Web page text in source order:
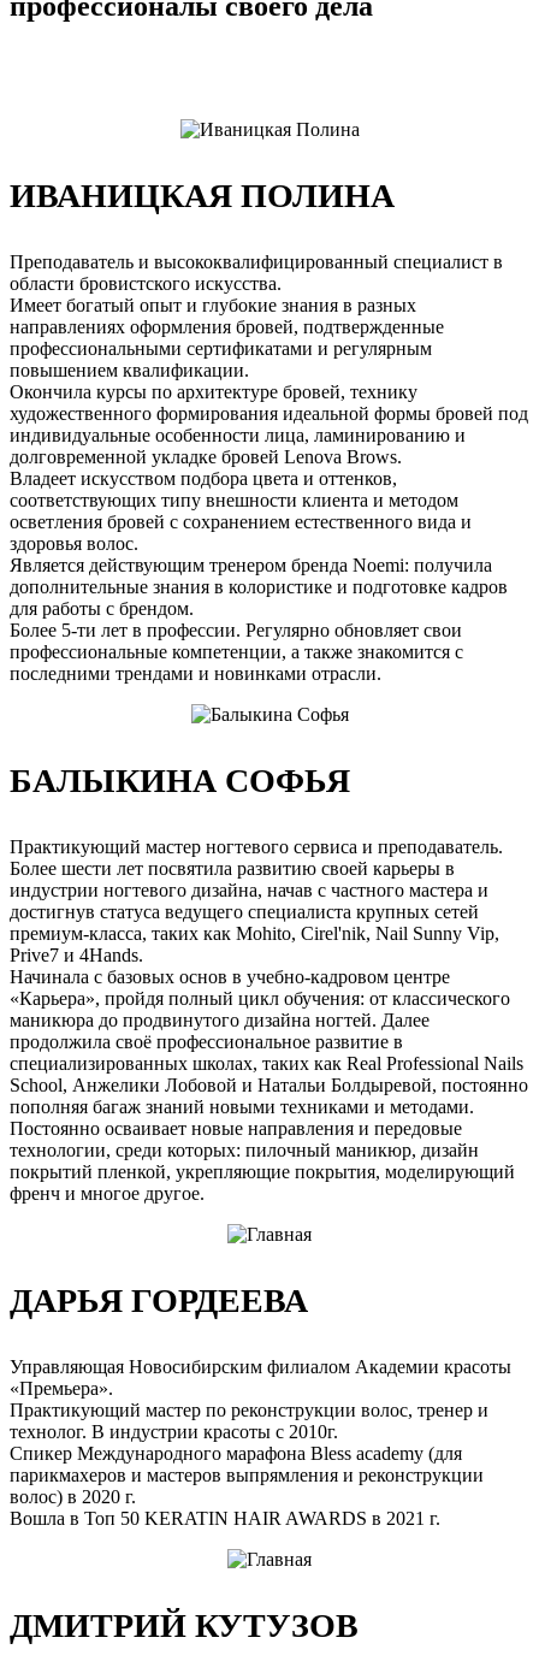
ИВАНИЦКАЯ ПОЛИНА
Преподаватель и высококвалифицированный специалист в
области бровистского искусства.
Имеет богатый опыт и глубокие знания в разных
направлениях оформления бровей, подтвержденные
профессиональными сертификатами и регулярным
повышением квалификации.
Окончила курсы по архитектуре бровей, технику
художественного формирования идеальной формы бровей под
индивидуальные особенности лица, ламинированию и
долговременной укладке бровей Lenova Brows.
Владеет искусством подбора цвета и оттенков,
соответствующих типу внешности клиента и методом
осветления бровей с сохранением естественного вида и
здоровья волос.
Является действующим тренером бренда Noemi: получила
дополнительные знания в колористике и подготовке кадров
для работы с брендом.
Более 5-ти лет в профессии. Регулярно обновляет свои
профессиональные компетенции, а также знакомится с
последними трендами и новинками отрасли.
БАЛЫКИНА СОФЬЯ
Практикующий мастер ногтевого сервиса и преподаватель.
Более шести лет посвятила развитию своей карьеры в
индустрии ногтевого дизайна, начав с частного мастера и
достигнув статуса ведущего специалиста крупных сетей
премиум-класса, таких как Mohito, Cirel'nik, Nail Sunny Vip,
Prive7 и 4Hands.
Начинала с базовых основ в учебно-кадровом центре
«Карьера», пройдя полный цикл обучения: от классического
маникюра до продвинутого дизайна ногтей. Далее
продолжила своё профессиональное развитие в
специализированных школах, таких как Real Professional Nails
School, Анжелики Лобовой и Натальи Болдыревой, постоянно
пополняя багаж знаний новыми техниками и методами.
Постоянно осваивает новые направления и передовые
технологии, среди которых: пилочный маникюр, дизайн
покрытий пленкой, укрепляющие покрытия, моделирующий
френч и многое другое.
ДАРЬЯ ГОРДЕЕВА
Управляющая Новосибирским филиалом Академии красоты
«Премьера».
Практикующий мастер по реконструкции волос, тренер и
технолог. В индустрии красоты с 2010г.
Спикер Международного марафона Bless academy (для
парикмахеров и мастеров выпрямления и реконструкции
волос) в 2020 г.
Вошла в Топ 50 KERATIN HAIR AWARDS в 2021 г.
ДМИТРИЙ КУТУЗОВ